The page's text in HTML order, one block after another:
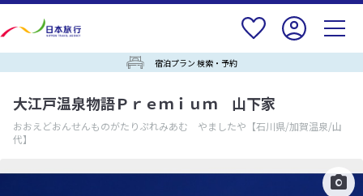
宿泊プラン 検索・予約
大江戸温泉物語Ｐｒｅｍｉｕｍ 山下家
おおえどおんせんものがたりぷれみあむ やましたや 【石川県/加賀温泉/山
代】